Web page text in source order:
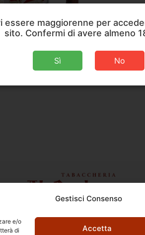
Gestisci Consenso
e/o
di
Accetta
C.so E. Archinti, 1 - 26900
P.Iva 09159210963
essere maggiorenne per
sito. Confermi di avere almeno
Sì No